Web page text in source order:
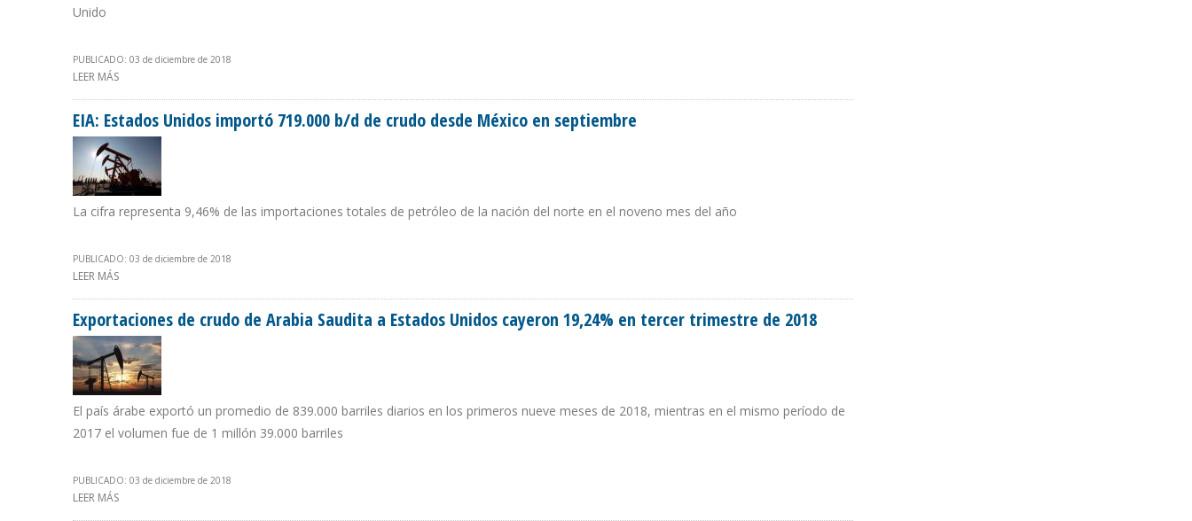
Unido
PUBLICADO: 03 de diciembre de 2018
LEER MÁS
EIA: Estados Unidos importó 719.000 b/d de crudo desde México en septiembre
La cifra representa 9,46% de las importaciones totales de petróleo de la nación del norte en el noveno mes del año
PUBLICADO: 03 de diciembre de 2018
LEER MÁS
Exportaciones de crudo de Arabia Saudita a Estados Unidos cayeron 19,24% en tercer trimestre de 2018
El país árabe exportó un promedio de 839.000 barriles diarios en los primeros nueve meses de 2018, mientras en el mismo período de
2017 el volumen fue de 1 millón 39.000 barriles
PUBLICADO: 03 de diciembre de 2018
LEER MÁS